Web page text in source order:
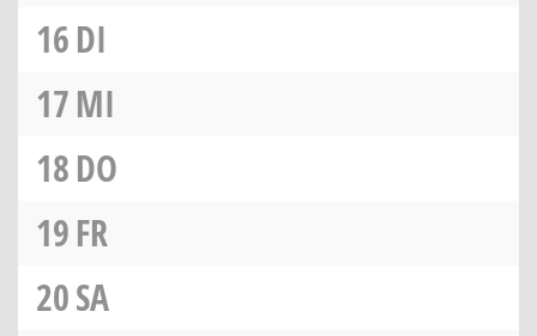
16DI
17MI
18DO
19FR
20SA